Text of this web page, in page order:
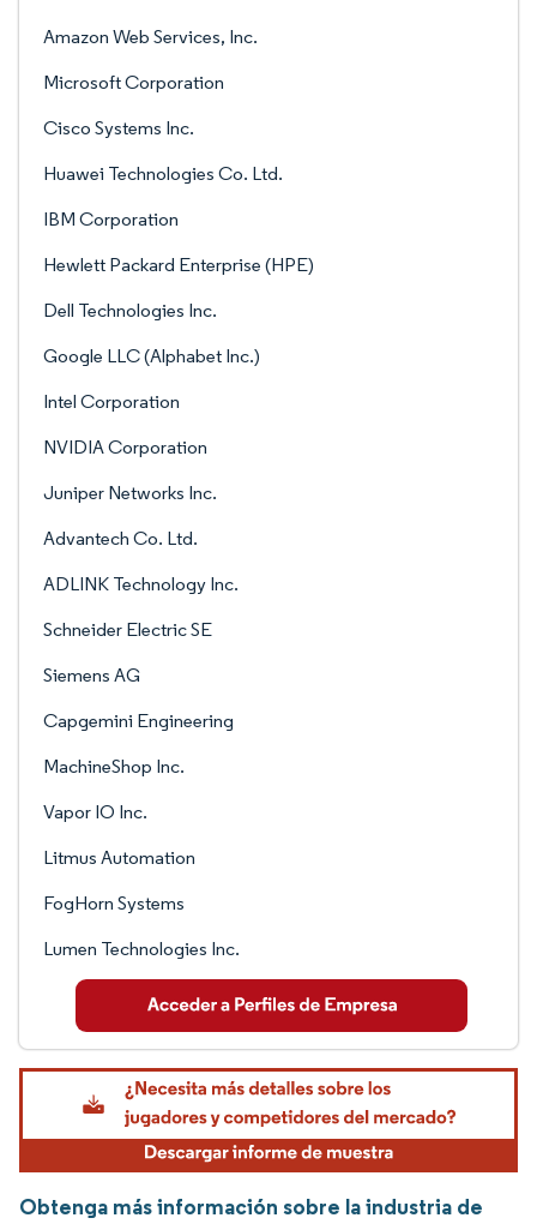
Amazon Web Services, Inc.
Microsoft Corporation
Cisco Systems Inc.
Huawei Technologies Co. Ltd.
IBM Corporation
Hewlett Packard Enterprise (HPE)
Dell Technologies Inc.
Google LLC (Alphabet Inc.)
Intel Corporation
NVIDIA Corporation
Juniper Networks Inc.
Advantech Co. Ltd.
ADLINK Technology Inc.
Schneider Electric SE
Siemens AG
Capgemini Engineering
MachineShop Inc.
Vapor IO Inc.
Litmus Automation
FogHorn Systems
Lumen Technologies Inc.
Obtenga más información sobre la industria de